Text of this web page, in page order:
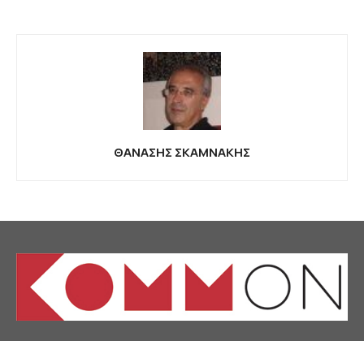
ΘΑΝΑΣΗΣ ΣΚΑΜΝΑΚΗΣ